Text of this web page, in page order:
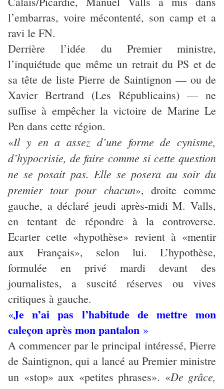
l’embarras, voire mécontenté, son camp et a
ravi le FN.
Derrière l’idée du Premier ministre,
l’inquiétude que même un retrait du PS et de
sa tête de liste Pierre de Saintignon — ou de
Xavier Bertrand (Les Républicains) — ne
suffise à empêcher la victoire de Marine Le
Pen dans cette région.
«Il y en a assez d’une forme de cynisme,
d’hypocrisie, de faire comme si cette question
ne se posait pas. Elle se posera au soir du
premier tour pour chacun», droite comme
gauche, a déclaré jeudi après-midi M. Valls,
en tentant de répondre à la controverse.
Ecarter cette «hypothèse» revient à «mentir
aux Français», selon lui. L’hypothèse,
formulée en privé mardi devant des
journalistes, a suscité réserves ou vives
critiques à gauche.
«Je n’ai pas l’habitude de mettre mon
caleçon après mon pantalon »
A commencer par le principal intéressé, Pierre
de Saintignon, qui a lancé au Premier ministre
un «stop» aux «petites phrases». «De grâce,